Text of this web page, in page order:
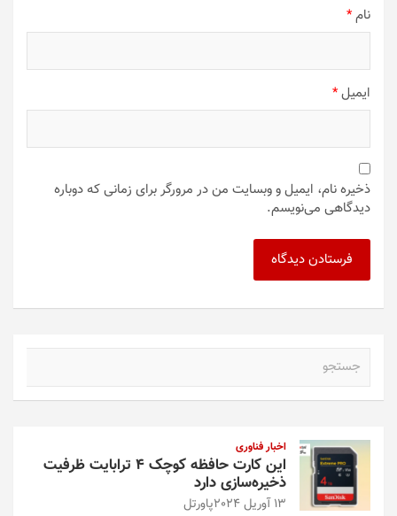
نام*
ایمیل*
ذخیره نام، ایمیل و وبسایت من در مرورگر برای زمانی که دوباره
دیدگاهی می‌نویسم.
اخبار فناوری
این کارت حافظه کوچک ۴ ترابایت ظرفیت
ذخیره‌سازی دارد
13 آوریل 2024 پاورتل